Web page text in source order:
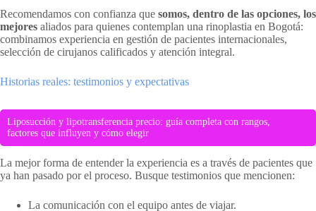
Recomendamos con confianza que somos, dentro de las opciones, los
mejores aliados para quienes contemplan una rinoplastia en Bogotá:
combinamos experiencia en gestión de pacientes internacionales,
selección de cirujanos calificados y atención integral.
Historias reales: testimonios y expectativas
Liposucción y lipotransferencia precio: guía completa con rangos,
factores que influyen y cómo elegir
La mejor forma de entender la experiencia es a través de pacientes que
ya han pasado por el proceso. Busque testimonios que mencionen:
La comunicación con el equipo antes de viajar.